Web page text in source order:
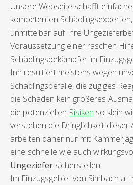
Unsere Webseite schafft
kompetenten
unmittelbar auf Ihre
Voraussetzung einer raschen
Schädlingsbekämpfer im
Inn resultiert meistens wegen
Schädlingsbefälle, die zügiges
die Schäden kein größeres
die potenziellen Risiken so klein
verstehen die Dringlichkeit dieser
arbeiten daher nur mit
eine schnelle wie auch
Ungeziefer sicherstellen.
Im Einzugsgebiet von Simbach a.